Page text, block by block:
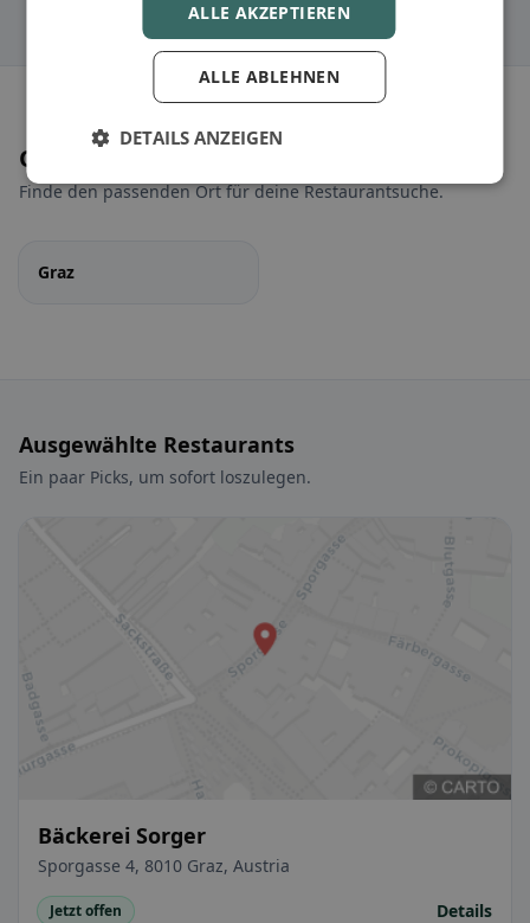
Orte in der Nähe
Finde den passenden Ort für deine Restaurantsuche.
Graz
Ausgewählte Restaurants
Ein paar Picks, um sofort loszulegen.
Bäckerei Sorger
Sporgasse 4, 8010 Graz, Austria
Jetzt offen Details
ALLE AKZEPTIEREN
ALLE ABLEHNEN
DETAILS ANZEIGEN